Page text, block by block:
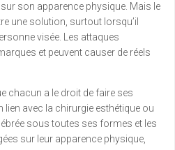
son apparence physique. Mais le
une solution, surtout lorsqu’il
visée. Les attaques
et peuvent causer de réels
chacun a le droit de faire ses
lien avec la chirurgie esthétique ou
sous toutes ses formes et les
sur leur apparence physique,